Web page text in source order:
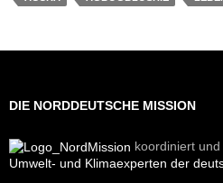
DIE NORDDEUTSCHE MISSION
koordiniert
Umwelt- und Klimaexperten der